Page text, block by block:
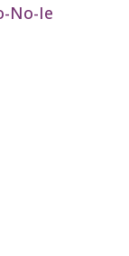
No-Ie